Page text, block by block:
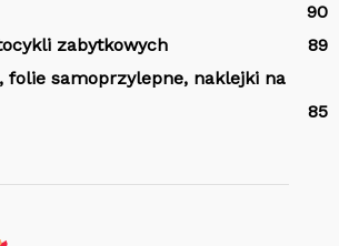
90
zabytkowych
89
folie samoprzylepne, naklejki na
85